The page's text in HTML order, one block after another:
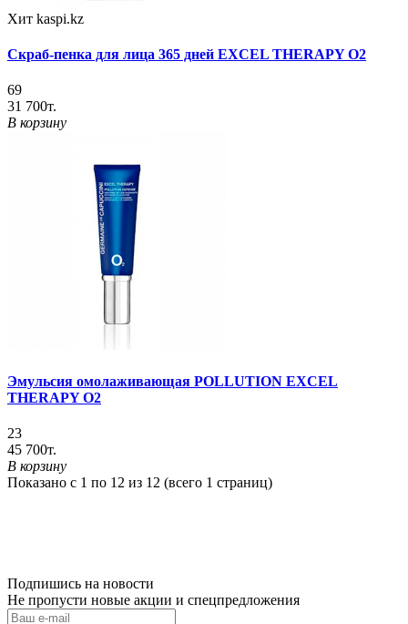
Хит kaspi.kz
Скраб-пенка для лица 365 дней EXCEL THERAPY O2
69
31 700т.
В корзину
Эмульсия омолаживающая POLLUTION EXCEL
THERAPY O2
23
45 700т.
В корзину
Показано с 1 по 12 из 12 (всего 1 страниц)
Подпишись на новости
Не пропусти новые акции и спецпредложения